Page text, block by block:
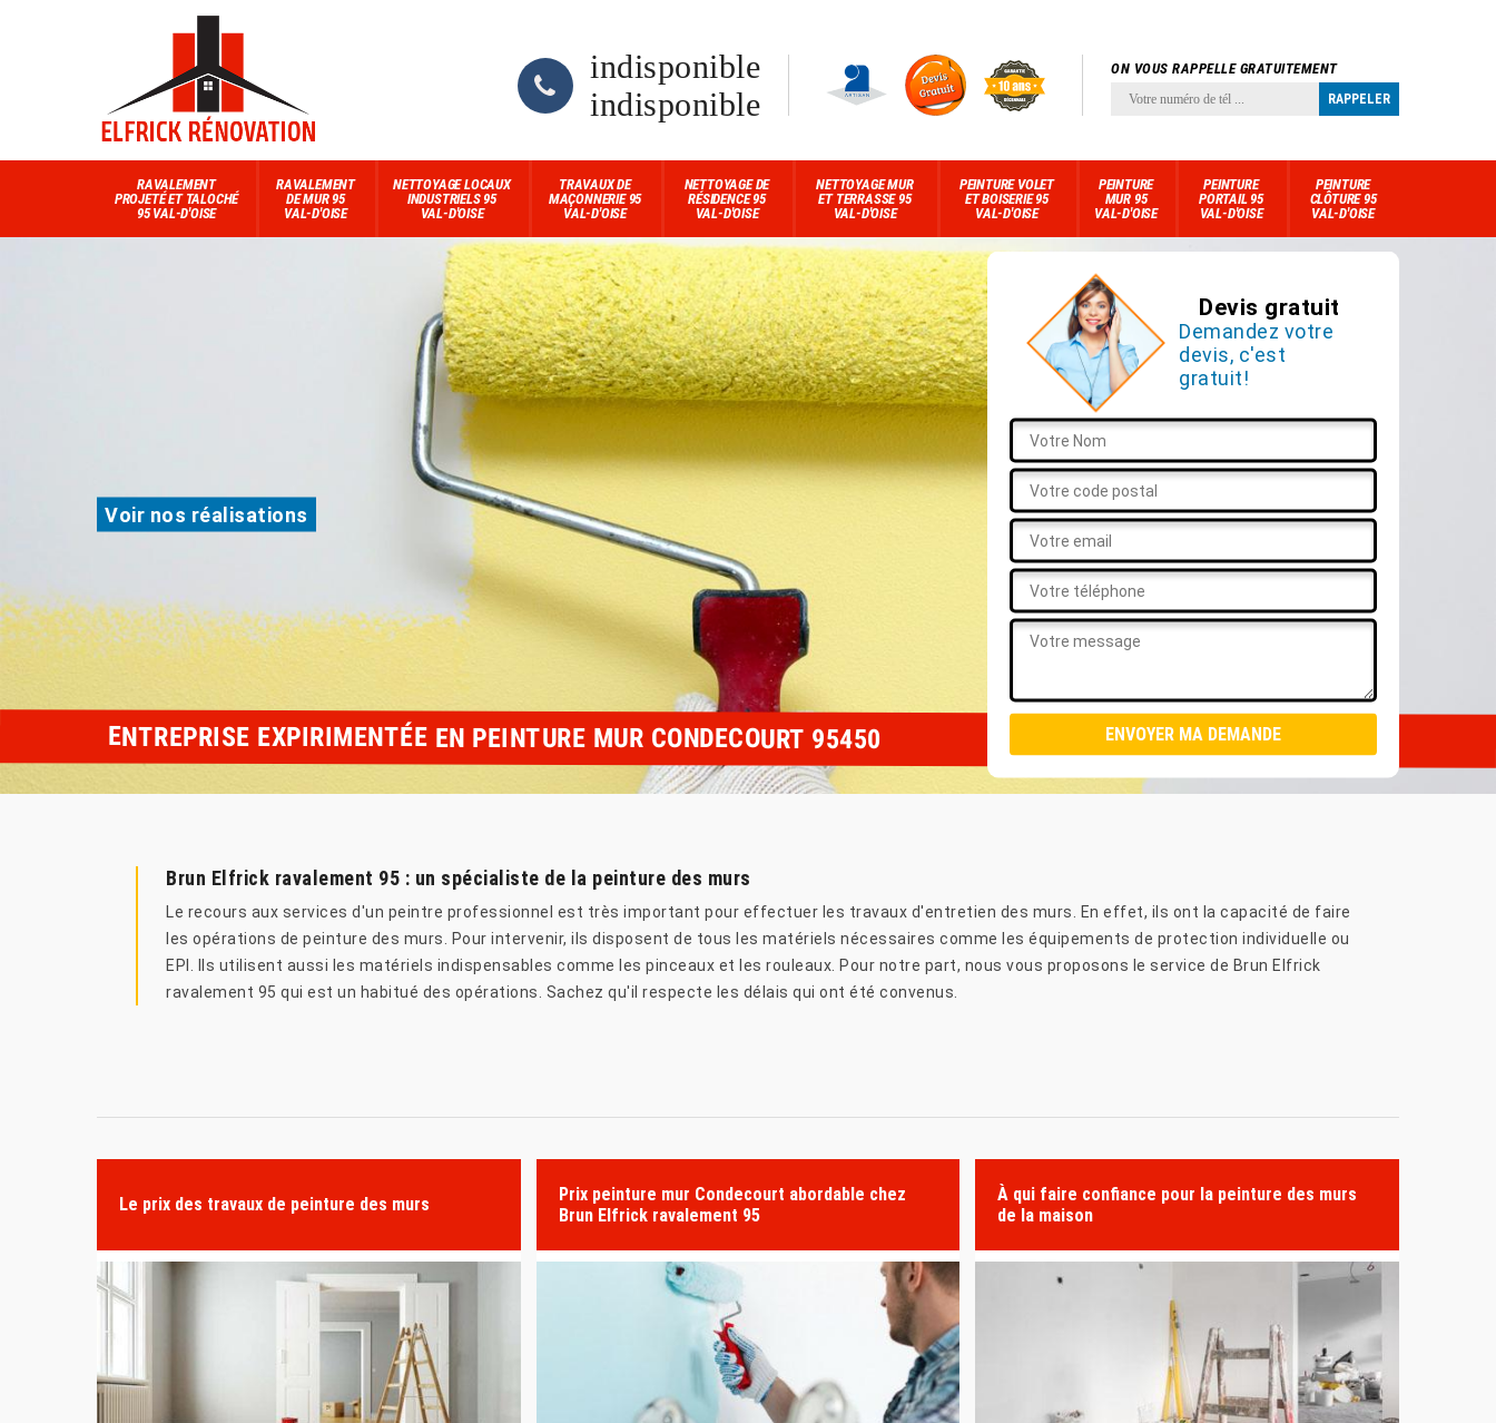
indisponible
indisponible
ON VOUS RAPPELLE GRATUITEMENT
RAVALEMENT
PROJETÉ ET TALOCHÉ
95 VAL-D'OISE
RAVALEMENT
DE MUR 95
VAL-D'OISE
NETTOYAGE LOCAUX
INDUSTRIELS 95
VAL-D'OISE
TRAVAUX DE
MAÇONNERIE 95
VAL-D'OISE
NETTOYAGE DE
RÉSIDENCE 95
VAL-D'OISE
NETTOYAGE MUR
ET TERRASSE 95
VAL-D'OISE
PEINTURE VOLET
ET BOISERIE 95
VAL-D'OISE
PEINTURE
MUR 95
VAL-D'OISE
PEINTURE
PORTAIL 95
VAL-D'OISE
PEINTURE
CLÔTURE 95
VAL-D'OISE
Voir nos réalisations
Devis gratuit
Demandez votre
devis, c'est
gratuit!
ENTREPRISE EXPIRIMENTÉE EN PEINTURE MUR CONDECOURT 95450
Brun Elfrick ravalement 95 : un spécialiste de la peinture des murs
Le recours aux services d'un peintre professionnel est très important pour effectuer les travaux d'entretien des murs. En effet, ils ont la capacité de faire
les opérations de peinture des murs. Pour intervenir, ils disposent de tous les matériels nécessaires comme les équipements de protection individuelle ou
EPI. Ils utilisent aussi les matériels indispensables comme les pinceaux et les rouleaux. Pour notre part, nous vous proposons le service de Brun Elfrick
ravalement 95 qui est un habitué des opérations. Sachez qu'il respecte les délais qui ont été convenus.
Le prix des travaux de peinture des murs
Prix peinture mur Condecourt abordable chez
Brun Elfrick ravalement 95
À qui faire confiance pour la peinture des murs
de la maison